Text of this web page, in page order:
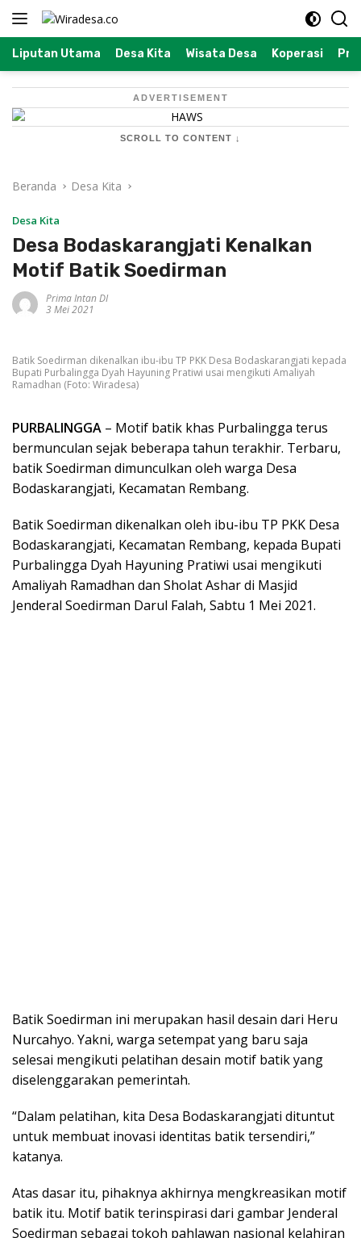
Langsung
Liputan Utama Desa Kita Wisata Desa Koperasi
ADVERTISEMENT
SCROLL TO CONTENT ↓
Beranda Desa Kita
Desa Kita
Desa Bodaskarangjati Kenalkan
Motif Batik Soedirman
Prima Intan DI
3 Mei 2021
Batik Soedirman dikenalkan ibu-ibu TP PKK Desa Bodaskarangjati kepada
Bupati Purbalingga Dyah Hayuning Pratiwi usai mengikuti Amaliyah
Ramadhan (Foto: Wiradesa)
PURBALINGGA – Motif batik khas Purbalingga terus
bermunculan sejak beberapa tahun terakhir. Terbaru,
batik Soedirman dimunculkan oleh warga Desa
Bodaskarangjati, Kecamatan Rembang.
Batik Soedirman dikenalkan oleh ibu-ibu TP PKK Desa
Bodaskarangjati, Kecamatan Rembang, kepada Bupati
Purbalingga Dyah Hayuning Pratiwi usai mengikuti
Amaliyah Ramadhan dan Sholat Ashar di Masjid
Jenderal Soedirman Darul Falah, Sabtu 1 Mei 2021.
Batik Soedirman ini merupakan hasil desain dari Heru
Nurcahyo. Yakni, warga setempat yang baru saja
selesai mengikuti pelatihan desain motif batik yang
diselenggarakan pemerintah.
“Dalam pelatihan, kita Desa Bodaskarangjati dituntut
untuk membuat inovasi identitas batik tersendiri,”
katanya.
Atas dasar itu, pihaknya akhirnya mengkreasikan motif
batik itu. Motif batik terinspirasi dari gambar Jenderal
Soedirman sebagai tokoh pahlawan nasional kelahiran